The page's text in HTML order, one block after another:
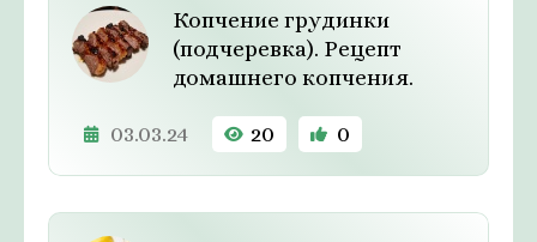
Копчение грудинки
(подчеревка). Рецепт
домашнего копчения.
03.03.24 20 0